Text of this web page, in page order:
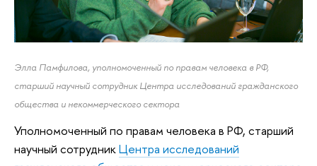
Элла Памфилова, уполномоченный по правам человека в РФ,
старший научный сотрудник Центра исследований гражданского
общества и некоммерческого сектора
Уполномоченный по правам человека в РФ, старший
научный сотрудникЦентра исследований